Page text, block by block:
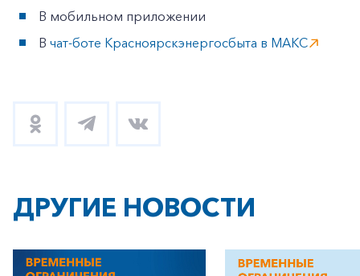
В мобильном приложении
В чат-боте Красноярскэнергосбыта в MАКС
ДРУГИЕ НОВОСТИ